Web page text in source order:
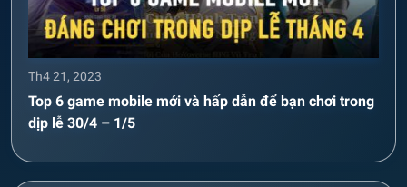
Th4 21, 2023
Top 6 game mobile mới và hấp dẫn để bạn chơi trong
dịp lễ 30/4 – 1/5